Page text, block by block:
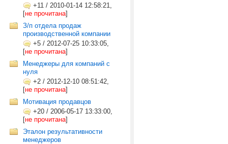
+11 / 2010-01-14 12:58:21,
[не прочитана]
З/п отдела продаж
производственной компании
+5 / 2012-07-25 10:33:05,
[не прочитана]
Менеджеры для компаний с
нуля
+2 / 2012-12-10 08:51:42,
[не прочитана]
Мотивация продавцов
+20 / 2006-05-17 13:33:00,
[не прочитана]
Эталон результативности
менеджеров